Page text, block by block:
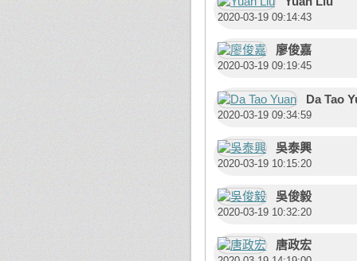
2020-03-19 09:14:43
廖俊嘉
2020-03-19 09:19:45
Da Tao
2020-03-19 09:34:59
吳泰興
2020-03-19 10:15:20
吳俊毅
2020-03-19 10:32:20
唐政宏